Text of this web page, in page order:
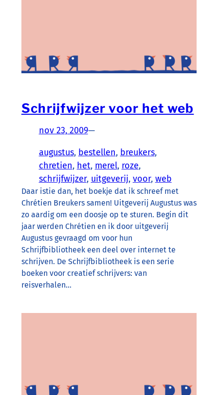
Schrijfwijzer voor het web
nov 23, 2009—
augustus, bestellen, breukers,
chretien, het, merel, roze ,
schrijfwijzer, uitgeverij, voor, web
Daar istie dan, het boekje dat ik schreef met
Chrétien Breukers samen! Uitgeverij Augustus was
zo aardig om een doosje op te sturen. Begin dit
jaar werden Chrétien en ik door uitgeverij
Augustus gevraagd om voor hun
Schrijfbibliotheek een deel over internet te
schrijven. De Schrijfbibliotheek is een serie
boeken voor creatief schrijvers: van
reisverhalen…